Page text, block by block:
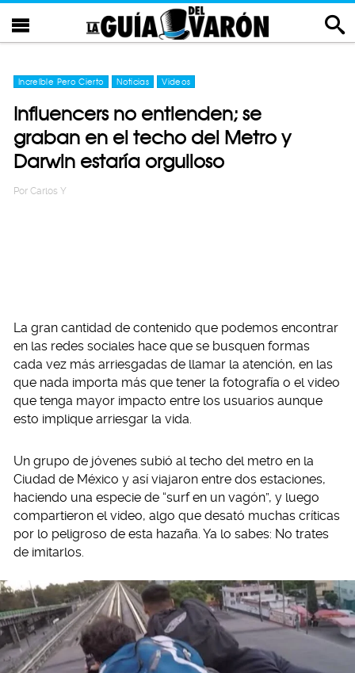
Increíble Pero Cierto Noticias Videos
Influencers no entienden; se
graban en el techo del Metro y
Darwin estaría orgulloso
Por Carlos Y
La gran cantidad de contenido que podemos encontrar
en las redes sociales hace que se busquen formas
cada vez más arriesgadas de llamar la atención, en las
que nada importa más que tener la fotografía o el video
que tenga mayor impacto entre los usuarios aunque
esto implique arriesgar la vida.
Un grupo de jóvenes subió al techo del metro en la
Ciudad de México y así viajaron entre dos estaciones,
haciendo una especie de “surf en un vagón”, y luego
compartieron el video, algo que desató muchas críticas
por lo peligroso de esta hazaña. Ya lo sabes: No trates
de imitarlos.